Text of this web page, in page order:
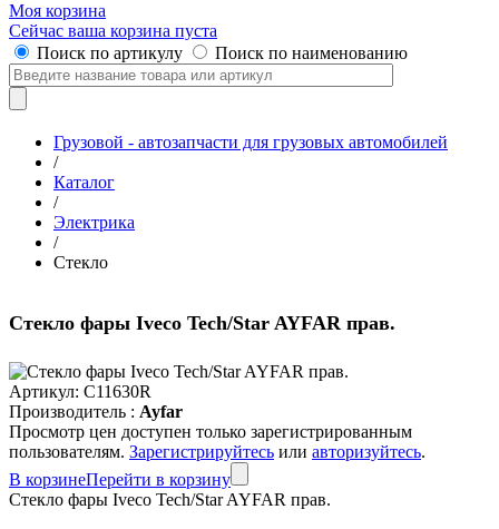
Моя корзина
Сейчас ваша корзина пуста
Поиск по артикулу
Поиск по наименованию
Грузовой - автозапчасти для грузовых автомобилей
/
Каталог
/
Электрика
/
Стекло
Стекло фары Iveco Tech/Star AYFAR прав.
Артикул: C11630R
Производитель : Ayfar
Просмотр цен доступен только зарегистрированным
пользователям. Зарегистрируйтесь или авторизуйтесь.
В корзинеПерейти в корзину
Стекло фары Iveco Tech/Star AYFAR прав.